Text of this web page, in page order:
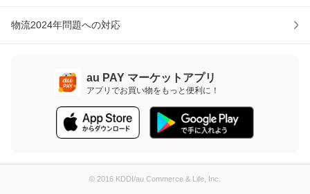
物流2024年問題への対応
au PAY マーケットアプリ
アプリでお買い物をもっと便利に！
© 2016 KDDI/au Commerce & Life, Inc.